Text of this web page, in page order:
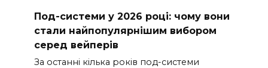
Под-системи у 2026 році: чому вони
стали найпопулярнішим вибором
серед вейперів
За останні кілька років под-системи